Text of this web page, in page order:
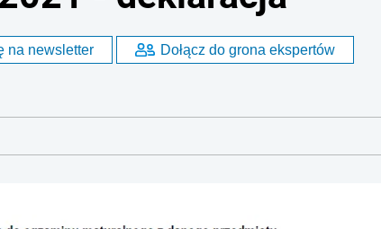
na newsletter Dołącz do grona ekspertów